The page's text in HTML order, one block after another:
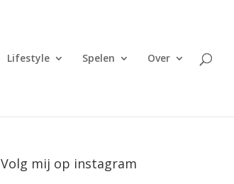
Lifestyle Spelen Over
Volg mij op instagram